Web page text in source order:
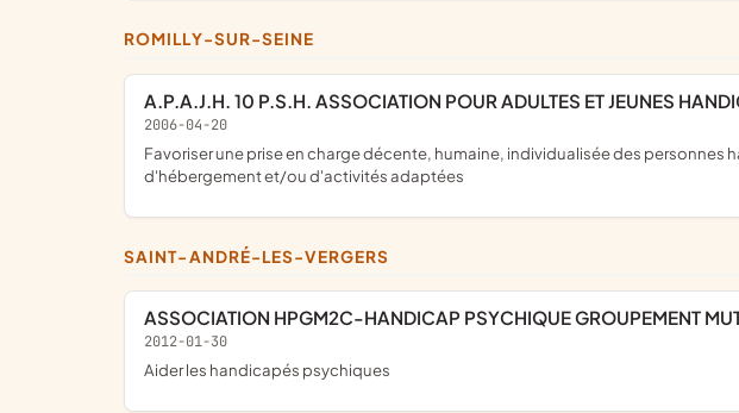
ROMILLY-SUR-SEINE
A.P.A.J.H. 10 P.S.H. ASSOCIATION POUR ADULTES ET JEUNES
2006-04-20
favoriser une prise en charge décente, humaine, individualisée des personnes handicapées mentales, par la création et le développement des structures d'accueil,
d'hébergement et/ou d'activités adaptées
SAINT-ANDRÉ-LES-VERGERS
ASSOCIATION HPGM2C-HANDICAP PSYCHIQUE GROUPEMENT
2012-01-30
aider les handicapés psychiques